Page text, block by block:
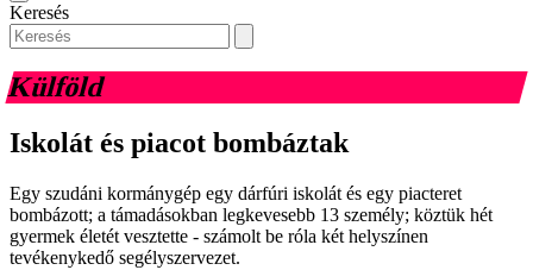
Keresés
Külföld
Iskolát és piacot bombáztak
Egy szudáni kormánygép egy dárfúri iskolát és egy piacteret
bombázott; a támadásokban legkevesebb 13 személy; köztük hét
gyermek életét vesztette - számolt be róla két helyszínen
tevékenykedő segélyszervezet.